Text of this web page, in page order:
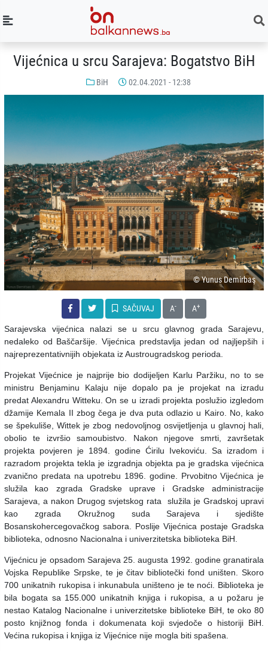
Vijećnica u srcu Sarajeva: Bogatstvo BiH
BiH 02.04.2021 - 12:38
© Yunus Demirbaş
SAČUVAJ A- A+
Sarajevska vijećnica nalazi se u srcu glavnog grada Sarajevu,
nedaleko od Baščaršije. Vijećnica predstavlja jedan od najljepših i
najreprezentativnijih objekata iz Austrougradskog perioda.
Projekat Vijećnice je najprije bio dodijeljen Karlu Paržiku, no to se
ministru Benjaminu Kalaju nije dopalo pa je projekat na izradu
predat Alexandru Witteku. On se u izradi projekta poslužio izgledom
džamije Kemala II zbog čega je dva puta odlazio u Kairo. No, kako
se špekuliše, Wittek je zbog nedovoljnog osvijetljenja u glavnoj hali,
obolio te izvršio samoubistvo. Nakon njegove smrti, završetak
projekta povjeren je 1894. godine Ćirilu Ivekoviću. Sa izradom i
razradom projekta tekla je izgradnja objekta pa je gradska vijećnica
zvanično predata na upotrebu 1896. godine. Prvobitno Vijećnica je
služila kao zgrada Gradske uprave i Gradske administracije
Sarajeva, a nakon Drugog svjetskog rata služila je Gradskoj upravi
kao zgrada Okružnog suda Sarajeva i sjedište
Bosanskohercegovačkog sabora. Poslije Vijećnica postaje Gradska
biblioteka, odnosno Nacionalna i univerzitetska biblioteka BiH.
Vijećnicu je opsadom Sarajeva 25. augusta 1992. godine granatirala
Vojska Republike Srpske, te je čitav bibliotečki fond uništen. Skoro
700 unikatnih rukopisa i inkunabula uništeno je te noći. Biblioteka je
bila bogata sa 155.000 unikatnih knjiga i rukopisa, a u požaru je
nestao Katalog Nacionalne i univerzitetske biblioteke BiH, te oko 80
posto knjižnog fonda i dokumenata koji svjedoče o historiji BiH.
Većina rukopisa i knjiga iz Vijećnice nije mogla biti spašena.